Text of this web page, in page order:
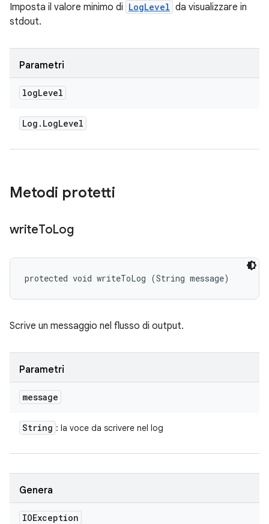
Imposta il valore minimo di LogLevel da visualizzare in
stdout.
Parametri
logLevel
Log . LogLevel
Metodi protetti
writeToLog
protected void writeToLog (String message)
Scrive un messaggio nel flusso di output.
Parametri
message
String : la voce da scrivere nel log
Genera
IOException